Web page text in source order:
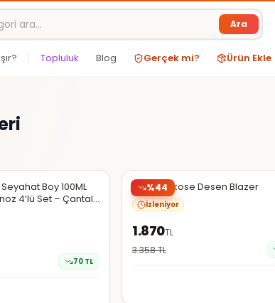
Ara
Topluluk Blog Gerçek mi? Ürün Ekle
Şüpheli
Boy 100ML
4’lü Set – Çantalı
70 TL
%44
İpekyol Ekose Desen Blazer
İzleniyor
1.870TL
3.358TL